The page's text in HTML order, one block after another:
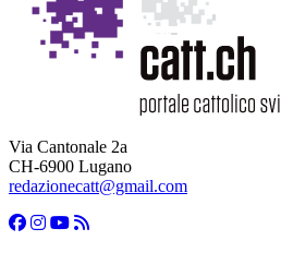
Via Cantonale 2a
CH-6900 Lugano
redazionecatt@gmail.com